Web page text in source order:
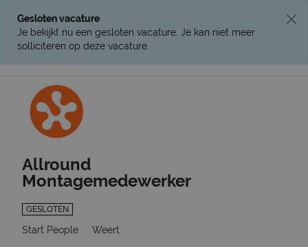
Gesloten vacature
Je bekijkt nu een gesloten vacature. Je kan niet meer
solliciteren op deze vacature.
Allround
Montagemedewerker
GESLOTEN
Start People Weert